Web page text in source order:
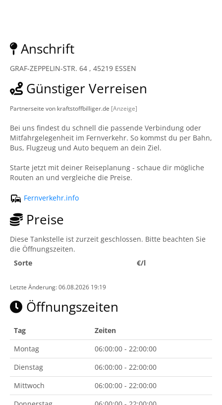
Anschrift
GRAF-ZEPPELIN-STR. 64 , 45219 ESSEN
Günstiger Verreisen
Partnerseite von kraftstoffbilliger.de [Anzeige]
Bei uns findest du schnell die passende Verbindung oder
Mitfahrgelegenheit im Fernverkehr. So kommst du per Bahn,
Bus, Flugzeug und Auto bequem an dein Ziel.
Starte jetzt mit deiner Reiseplanung - schaue dir mögliche
Routen an und vergleiche die Preise.
Fernverkehr.info
Preise
Diese Tankstelle ist zurzeit geschlossen. Bitte beachten Sie
die Öffnungszeiten.
Sorte
€/l
Letzte Änderung: 06.08.2026 19:19
Öffnungszeiten
Tag
Zeiten
Montag
06:00:00 - 22:00:00
Dienstag
06:00:00 - 22:00:00
Mittwoch
06:00:00 - 22:00:00